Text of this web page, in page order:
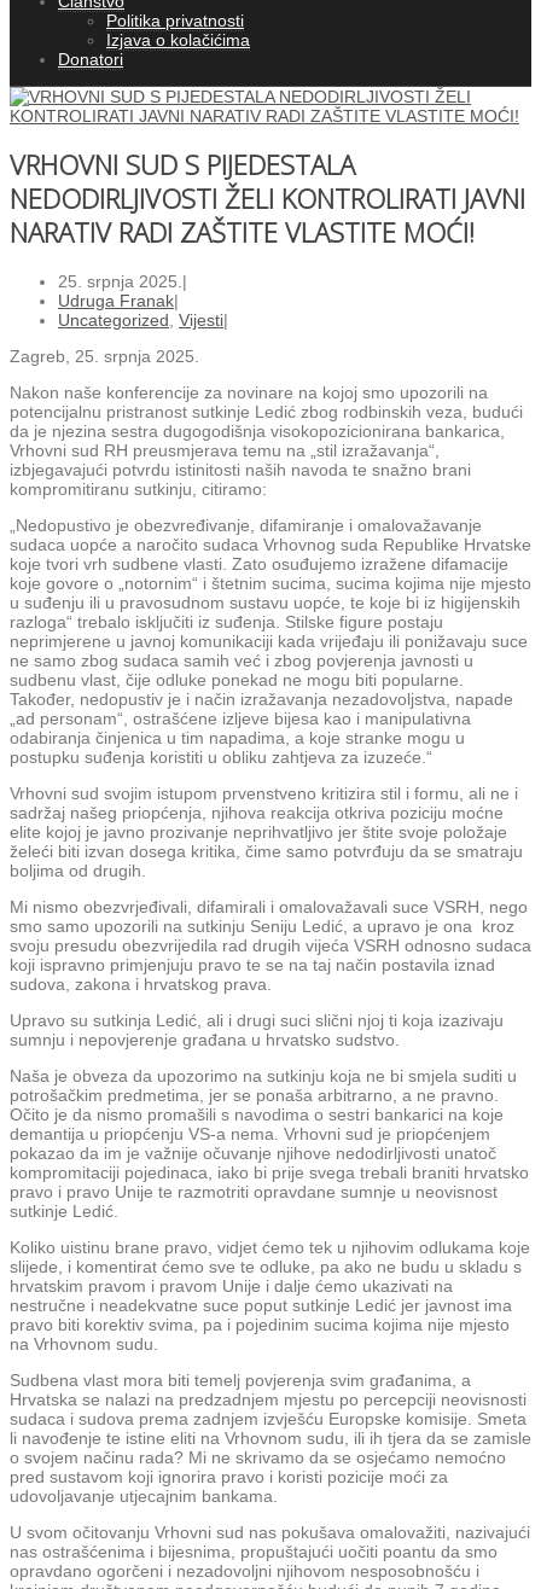
Politika privatnosti
Izjava o kolačićima
Donatori
VRHOVNI SUD S PIJEDESTALA
NEDODIRLJIVOSTI ŽELI KONTROLIRATI JAVNI
NARATIV RADI ZAŠTITE VLASTITE MOĆI!
25. srpnja 2025. |
Udruga Franak|
Uncategorized Vijesti|
Zagreb, 25. srpnja 2025.
Nakon naše konferencije za novinare na kojoj smo upozorili na
potencijalnu pristranost sutkinje Ledić zbog rodbinskih veza, budući
da je njezina sestra dugogodišnja visokopozicionirana bankarica,
Vrhovni sud RH preusmjerava temu na „stil izražavanja“,
izbjegavajući potvrdu istinitosti naših navoda te snažno brani
kompromitiranu sutkinju, citiramo:
„Nedopustivo je obezvređivanje, difamiranje i omalovažavanje
sudaca uopće a naročito sudaca Vrhovnog suda Republike Hrvatske
koje tvori vrh sudbene vlasti. Zato osuđujemo izražene difamacije
koje govore o „notornim“ i štetnim sucima, sucima kojima nije mjesto
u suđenju ili u pravosudnom sustavu uopće, te koje bi iz higijenskih
razloga“ trebalo isključiti iz suđenja. Stilske figure postaju
neprimjerene u javnoj komunikaciji kada vrijeđaju ili ponižavaju suce
ne samo zbog sudaca samih već i zbog povjerenja javnosti u
sudbenu vlast, čije odluke ponekad ne mogu biti popularne.
Također, nedopustiv je i način izražavanja nezadovoljstva, napade
„ad personam“, ostrašćene izljeve bijesa kao i manipulativna
odabiranja činjenica u tim napadima, a koje stranke mogu u
postupku suđenja koristiti u obliku zahtjeva za izuzeće.“
Vrhovni sud svojim istupom prvenstveno kritizira stil i formu, ali ne i
sadržaj našeg priopćenja, njihova reakcija otkriva poziciju moćne
elite kojoj je javno prozivanje neprihvatljivo jer štite svoje položaje
želeći biti izvan dosega kritika, čime samo potvrđuju da se smatraju
boljima od drugih.
Mi nismo obezvrjeđivali, difamirali i omalovažavali suce VSRH, nego
smo samo upozorili na sutkinju Seniju Ledić, a upravo je ona kroz
svoju presudu obezvrijedila rad drugih vijeća VSRH odnosno sudaca
koji ispravno primjenjuju pravo te se na taj način postavila iznad
sudova, zakona i hrvatskog prava.
Upravo su sutkinja Ledić, ali i drugi suci slični njoj ti koja izazivaju
sumnju i nepovjerenje građana u hrvatsko sudstvo.
Naša je obveza da upozorimo na sutkinju koja ne bi smjela suditi u
potrošačkim predmetima, jer se ponaša arbitrarno, a ne pravno.
Očito je da nismo promašili s navodima o sestri bankarici na koje
demantija u priopćenju VS-a nema. Vrhovni sud je priopćenjem
pokazao da im je važnije očuvanje njihove nedodirljivosti unatoč
kompromitaciji pojedinaca, iako bi prije svega trebali braniti hrvatsko
pravo i pravo Unije te razmotriti opravdane sumnje u neovisnost
sutkinje Ledić.
Koliko uistinu brane pravo, vidjet ćemo tek u njihovim odlukama koje
slijede, i komentirat ćemo sve te odluke, pa ako ne budu u skladu s
hrvatskim pravom i pravom Unije i dalje ćemo ukazivati na
nestručne i neadekvatne suce poput sutkinje Ledić jer javnost ima
pravo biti korektiv svima, pa i pojedinim sucima kojima nije mjesto
na Vrhovnom sudu.
Sudbena vlast mora biti temelj povjerenja svim građanima, a
Hrvatska se nalazi na predzadnjem mjestu po percepciji neovisnosti
sudaca i sudova prema zadnjem izvješću Europske komisije. Smeta
li navođenje te istine eliti na Vrhovnom sudu, ili ih tjera da se zamisle
o svojem načinu rada? Mi ne skrivamo da se osjećamo nemoćno
pred sustavom koji ignorira pravo i koristi pozicije moći za
udovoljavanje utjecajnim bankama.
U svom očitovanju Vrhovni sud nas pokušava omalovažiti, nazivajući
nas ostrašćenima i bijesnima, propuštajući uočiti poantu da smo
opravdano ogorčeni i nezadovoljni njihovom nesposobnošću i